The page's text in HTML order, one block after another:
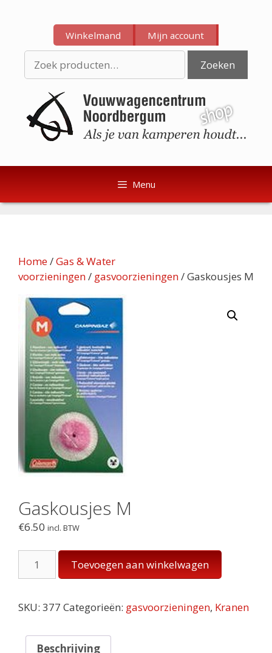
inhoud
inhoud
Winkelmand Mijn account
naar:
Zoeken
Menu
Home/Gas & Water
voorzieningen/ gasvoorzieningen/ Gaskousjes M
Gaskousjes M
€6.50 incl. BTW
Gaskousjes
Toevoegen aan winkelwagen
SKU: 377 Categorieën: gasvoorzieningen, Kranen
Beschrijving